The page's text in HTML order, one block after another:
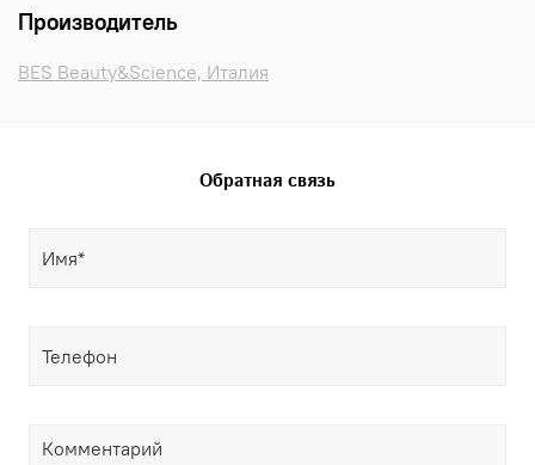
Производитель
BES Beauty&Science, Италия
Обратная связь